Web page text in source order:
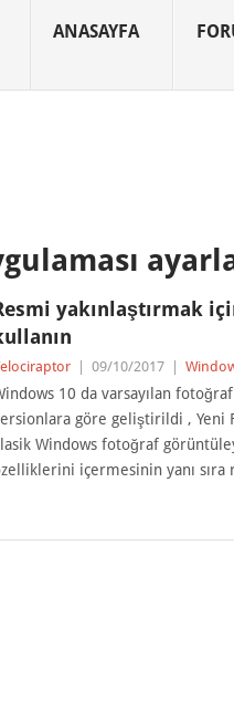
ANASAYFA
yakınlaştırmak
09/10/2017
10 da varsayılan
göre geliştirildi , Yeni
Windows fotoğraf
içermesinin yanı sıra